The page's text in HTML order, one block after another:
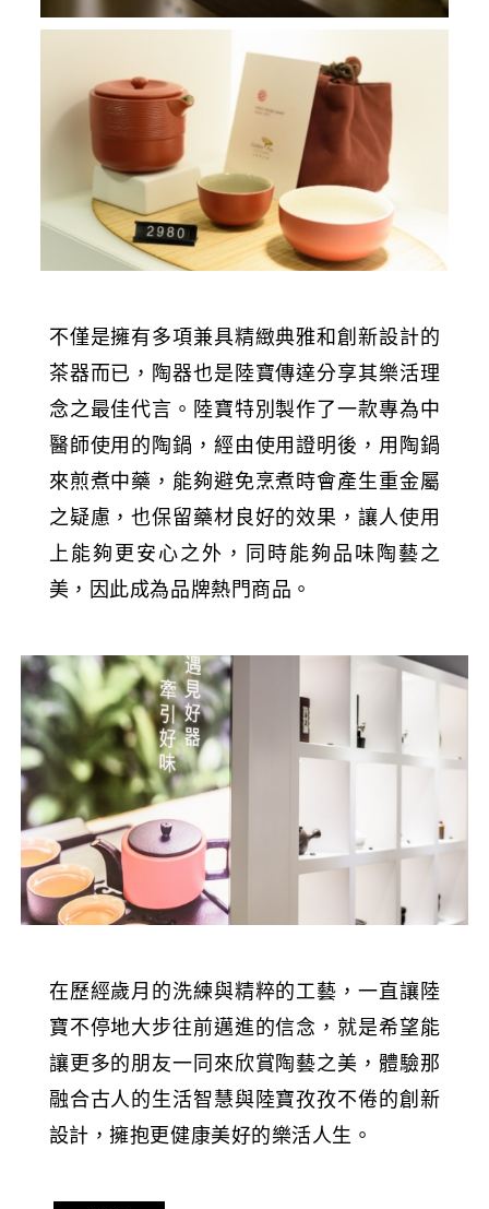
不僅是擁有多項兼具精緻典雅和創新設計的
茶器而已，陶器也是陸寶傳達分享其樂活理
念之最佳代言。陸寶特別製作了一款專為中
醫師使用的陶鍋，經由使用證明後，用陶鍋
來煎煮中藥，能夠避免烹煮時會產生重金屬
之疑慮，也保留藥材良好的效果，讓人使用
上能夠更安心之外，同時能夠品味陶藝之
美，因此成為品牌熱門商品。
在歷經歲月的洗練與精粹的工藝，一直讓陸
寶不停地大步往前邁進的信念，就是希望能
讓更多的朋友一同來欣賞陶藝之美，體驗那
融合古人的生活智慧與陸寶孜孜不倦的創新
設計，擁抱更健康美好的樂活人生。